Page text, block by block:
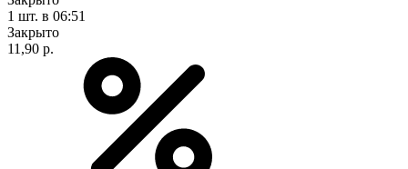
1 шт. в 06:51
Закрыто
11,90 р.